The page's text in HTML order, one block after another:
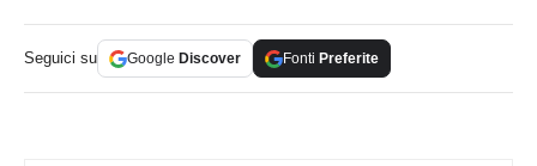
Seguici su Google Discover Fonti Preferite